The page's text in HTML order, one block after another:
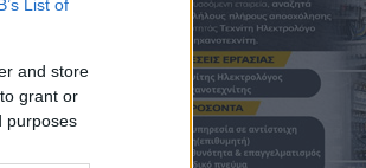
List of
and store
grant or
purposes